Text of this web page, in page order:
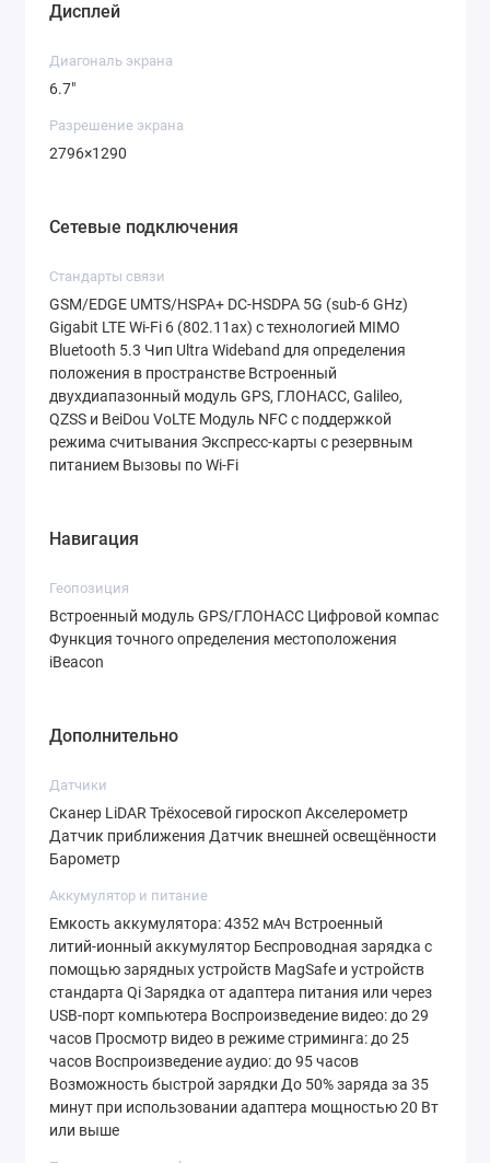
Дисплей
Диагональ экрана
6.7"
Разрешение экрана
2796×1290
Сетевые подключения
Стандарты связи
GSM/EDGE UMTS/HSPA+ DC‑HSDPA 5G (sub-6 GHz)
Gigabit LTE Wi‑Fi 6 (802.11ax) с технологией MIMO
Bluetooth 5.3 Чип Ultra Wideband для определения
положения в пространстве Встроенный
двухдиапазонный модуль GPS, ГЛОНАСС, Galileo,
QZSS и BeiDou VoLTE Модуль NFC с поддержкой
режима считывания Экспресс‑карты с резервным
питанием Вызовы по Wi‑Fi
Навигация
Геопозиция
Встроенный модуль GPS/ГЛОНАСС Цифровой компас
Функция точного определения местоположения
iBeacon
Дополнительно
Датчики
Сканер LiDAR Трёхосевой гироскоп Акселерометр
Датчик приближения Датчик внешней освещённости
Барометр
Аккумулятор и питание
Емкость аккумулятора: 4352 мАч Встроенный
литий‑ионный аккумулятор Беспроводная зарядка с
помощью зарядных устройств MagSafe и устройств
стандарта Qi Зарядка от адаптера питания или через
USB‑порт компьютера Воспроиз­ведение видео: до 29
часов Просмотр видео в режиме стриминга: до 25
часов Воспроиз­ведение аудио: до 95 часов
Возможность быстрой зарядки До 50% заряда за 35
минут при использовании адаптера мощностью 20 Вт
или выше